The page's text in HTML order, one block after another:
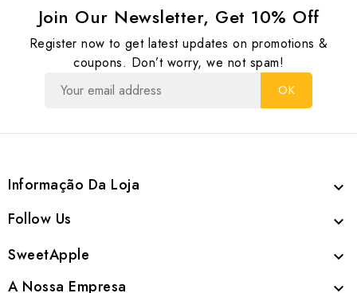
Join Our Newsletter, Get 10% Off
Register now to get latest updates on promotions &
coupons. Don’t worry, we not spam!
Informação Da Loja 
Follow Us 
SweetApple 
A Nossa Empresa 